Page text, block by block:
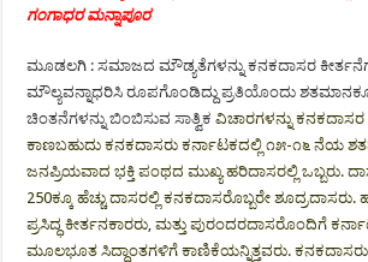
ಗಂಗಾಧರ ಮನ್ನಾಪೂರ
ಮೂಡಲಗಿ : ಸಮಾಜದ ಮೌಡ್ಯತೆಗಳನ್ನು ಕನಕದಾಸರ
ಮೌಲ್ಯವನ್ನಾಧರಿಸಿ ರೂಪಗೊಂಡಿದ್ದು ಪ್ರತಿಯೊಂದು
ಚಿಂತನೆಗಳನ್ನು ಬಿಂಬಿಸುವ ಸಾತ್ವಿಕವಿಚಾರಗಳನ್ನು ಕನಕದಾಸರ
ಕಾಣಬಹುದು ಕನಕದಾಸರುಕರ್ನಾಟಕದಲ್ಲಿ ೧೫-೧೬ ನೆಯ
ಜನಪ್ರಿಯವಾದ ಭಕ್ತಿ ಪಂಥದ ಮುಖ್ಯಹರಿದಾಸರಲ್ಲಿ ಒಬ್ಬರು.
250ಕ್ಕೂ ಹೆಚ್ಚು ದಾಸರಲ್ಲಿ ಕನಕದಾಸರೊಬ್ಬರೇ
ಪ್ರಸಿದ್ಧ ಕೀರ್ತನಕಾರರು, ಮತ್ತುಪುರಂದರದಾಸರೊಂದಿಗೆ
ಮೂಲಭೂತ ಸಿದ್ಧಾಂತಗಳಿಗೆ ಕಾಣಿಕೆಯನ್ನಿತ್ತವರು. ಕನಕದಾಸರು